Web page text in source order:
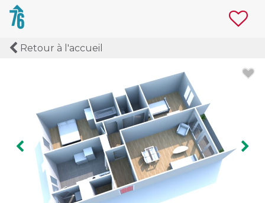
Retour à l'accueil
Image précédente